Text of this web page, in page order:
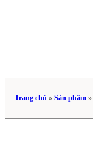
Trang chủ » Sản phẩm »